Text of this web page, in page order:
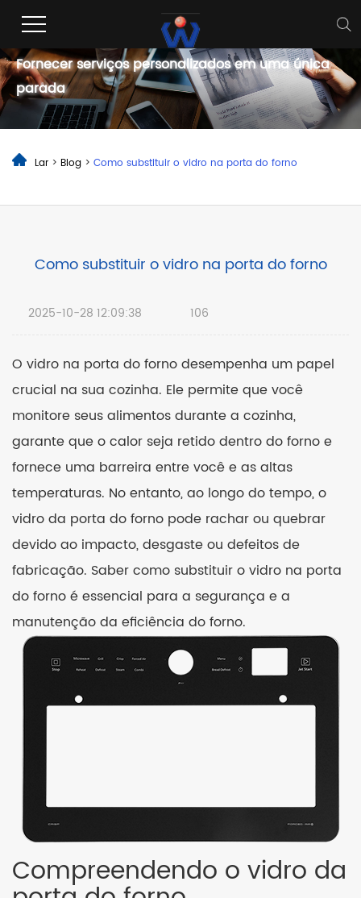
blogue
Fornecer serviços personalizados em uma única
parada
Lar > Blog > Como substituir o vidro na porta do forno
Como substituir o vidro na porta do forno
2025-10-28 12:09:38 106
O vidro na porta do forno desempenha um papel
crucial na sua cozinha. Ele permite que você
monitore seus alimentos durante a cozinha,
garante que o calor seja retido dentro do forno e
fornece uma barreira entre você e as altas
temperaturas. No entanto, ao longo do tempo, o
vidro da porta do forno pode rachar ou quebrar
devido ao impacto, desgaste ou defeitos de
fabricação. Saber como substituir o vidro na porta
do forno é essencial para a segurança e a
manutenção da eficiência do forno.
Compreendendo o vidro da